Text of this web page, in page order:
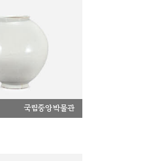
국립중앙박물관